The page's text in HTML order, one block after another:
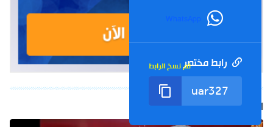
WhatsApp
رابط مختصرتم نسخ الرابط
الفيديو التالي